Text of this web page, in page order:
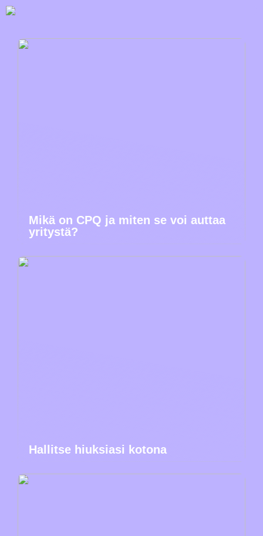
Mikä on CPQ ja miten se voi auttaa
yritystä?
Hallitse hiuksiasi kotona